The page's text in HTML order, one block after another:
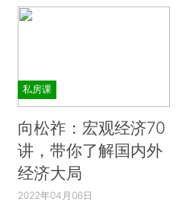
私房课
向松祚：宏观经济70
讲，带你了解国内外
经济大局
2022年04月06日